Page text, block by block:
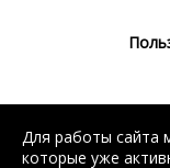
Для работы сайта
которые уже